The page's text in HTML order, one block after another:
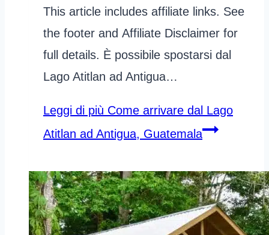
This article includes affiliate links. See
the footer and Affiliate Disclaimer for
full details. È possibile spostarsi dal
Lago Atitlan ad Antigua…
Leggi di più Come arrivare dal Lago
Atitlan ad Antigua, Guatemala